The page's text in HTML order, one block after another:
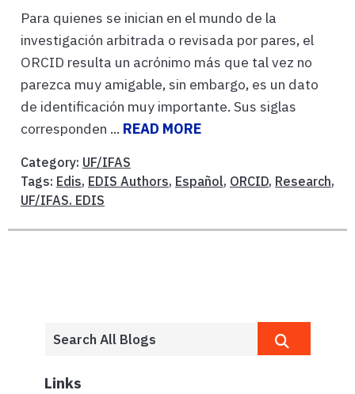
Para quienes se inician en el mundo de la
investigación arbitrada o revisada por pares, el
ORCID resulta un acrónimo más que tal vez no
parezca muy amigable, sin embargo, es un dato
de identificación muy importante. Sus siglas
corresponden ... READ MORE
Category: UF/IFAS
Tags: Edis, EDIS Authors, Español, ORCID, Research,
UF/IFAS. EDIS
Links